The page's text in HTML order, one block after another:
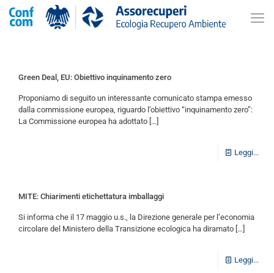
Green Deal, EU: Obiettivo inquinamento zero
Proponiamo di seguito un interessante comunicato stampa emesso
dalla commissione europea, riguardo l’obiettivo “inquinamento zero”:
La Commissione europea ha adottato […]
Leggi...
MITE: Chiarimenti etichettatura imballaggi
Si informa che il 17 maggio u.s., la Direzione generale per l’economia
circolare del Ministero della Transizione ecologica ha diramato […]
Leggi...